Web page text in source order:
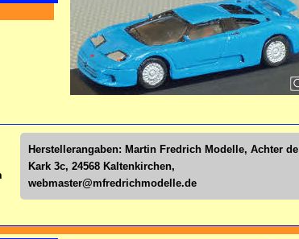
Herstellerangaben: Martin Fredrich Modelle, Achter de
Kark 3c, 24568 Kaltenkirchen,
webmaster@mfredrichmodelle.de